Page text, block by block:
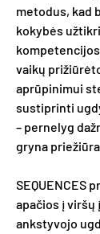
metodus, kad
kokybės
vaikų
aprūpinimui
sustiprinti
– pernelyg
gryna
SEQUENCES
apačios į
ankstyvojo